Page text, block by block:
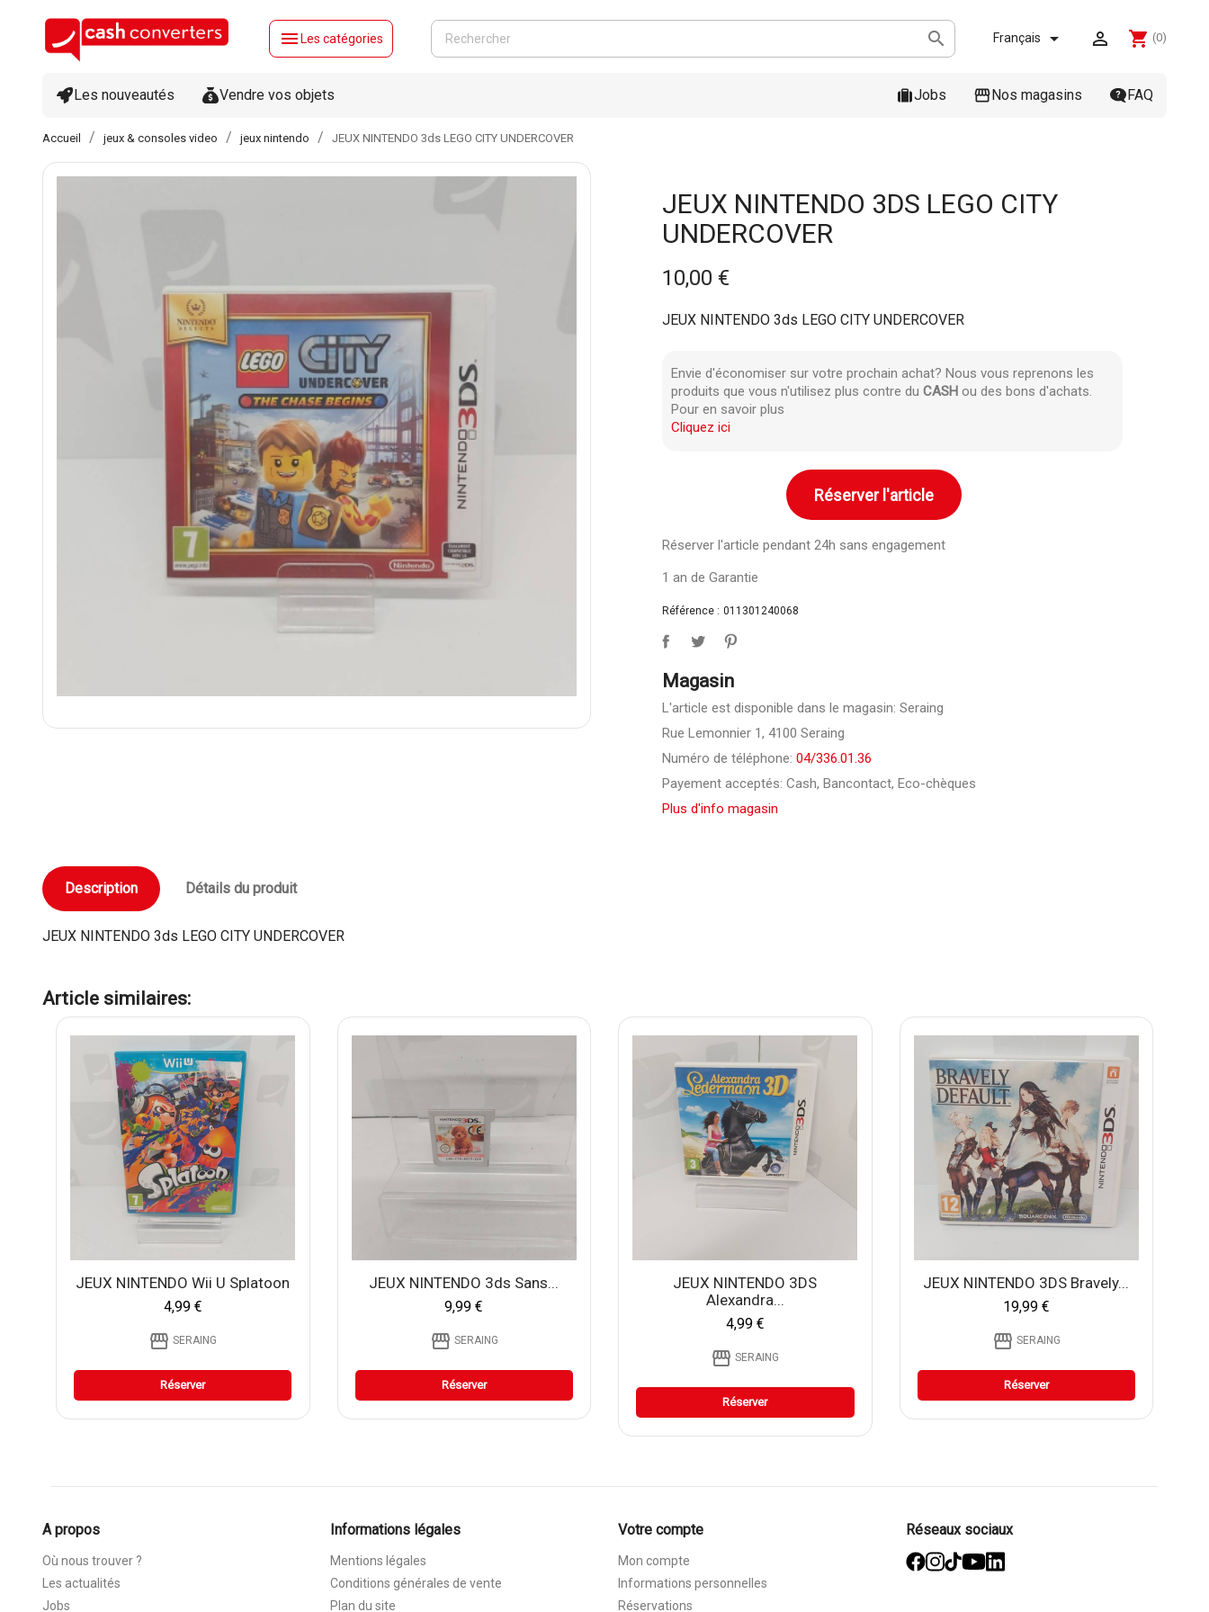
menu Les catégories  shopping_cart (0)
Français  
Les nouveautés Vendre vos objets Jobs Nos magasins FAQ
Accueil jeux & consoles video jeux nintendo JEUX NINTENDO 3ds LEGO CITY UNDERCOVER
JEUX NINTENDO 3DS LEGO CITY
UNDERCOVER
10,00 €
JEUX NINTENDO 3ds LEGO CITY UNDERCOVER
Envie d'économiser sur votre prochain achat? Nous vous reprenons les
produits que vous n'utilisez plus contre du CASH ou des bons d'achats.
Pour en savoir plus
Cliquez ici
Réserver l'article
Réserver l'article pendant 24h sans engagement
1 an de Garantie
Référence : 011301240068
Magasin
L'article est disponible dans le magasin: Seraing
Rue Lemonnier 1, 4100 Seraing
Numéro de téléphone: 04/336.01.36
Payement acceptés: Cash, Bancontact, Eco-chèques
Plus d'info magasin
Description Détails du produit
JEUX NINTENDO 3ds LEGO CITY UNDERCOVER
Article similaires:
JEUX NINTENDO Wii U Splatoon
4,99 €
storefront SERAING
Réserver
JEUX NINTENDO 3ds Sans...
9,99 €
storefront SERAING
Réserver
JEUX NINTENDO 3DS
Alexandra...
4,99 €
storefront SERAING
Réserver
JEUX NINTENDO 3DS Bravely...
19,99 €
storefront SERAING
Réserver
A propos
Où nous trouver ?
Les actualités
Jobs
Informations légales
Mentions légales
Conditions générales de vente
Plan du site
Votre compte
Mon compte
Informations personnelles
Réservations
Réseaux sociaux
facebook
Instagram
TikTokYouTube
Linked